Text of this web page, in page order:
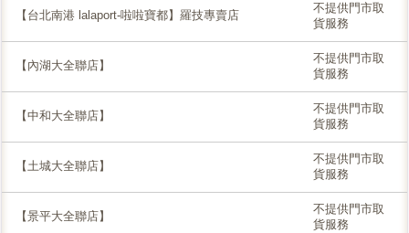
【台北南港 lalaport-啦啦寶都】羅技專賣店
不提供門市取
貨服務
【內湖大全聯店】
不提供門市取
貨服務
【中和大全聯店】
不提供門市取
貨服務
【土城大全聯店】
不提供門市取
貨服務
【景平大全聯店】
不提供門市取
貨服務